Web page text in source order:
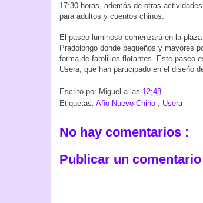
17:30 horas, además de otras
para adultos y cuentos chinos.
El paseo luminoso comenzará en la
Pradolongo donde pequeños y mayores
forma de farolillos flotantes. Este paseo
Usera, que han participado en el diseño
Escrito por Miguel a las 12:48
Etiquetas: Año Nuevo Chino , Usera
No hay comentarios :
Publicar un comentario